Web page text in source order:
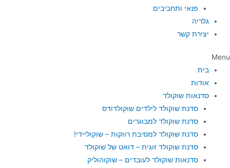
פנאי ותחביבים
גלריה
יצירת קשר
Menu
בית
אודות
סדנאות שוקולד
סדנת שוקולד לילדים שוקולדודס
סדנת שוקולד למבוגרים
סדנת שוקולד למסיבת רווקות – שוקוליידי!
סדנת שוקולד זוגית – דואט של שוקולד
סדנאות שוקולד לעובדים – שוקוהוליק